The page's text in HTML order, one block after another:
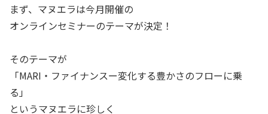
まず、マヌエラは今月開催の
オンラインセミナーのテーマが決定！
そのテーマが
「MARI・ファイナンスー変化する豊かさのフローに乗
る」
というマヌエラに珍しく